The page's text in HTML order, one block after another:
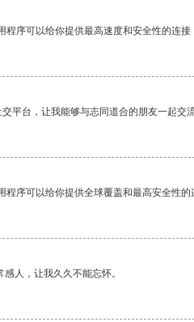
程序可以给你提供最高速度和安全性的连接
平台，让我能够与志同道合的朋友一起交流
程序可以给你提供全球覆盖和最高安全性的
人，让我久久不能忘怀。